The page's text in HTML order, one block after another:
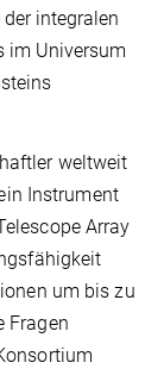
integralen
im Universum
weltweit
Instrument
Array
um bis zu
Fragen